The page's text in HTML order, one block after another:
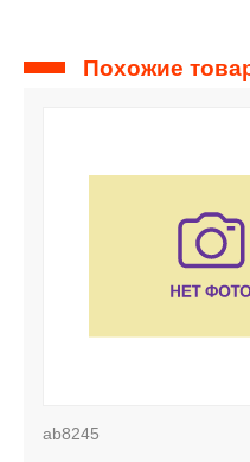
Похожие
ab8245